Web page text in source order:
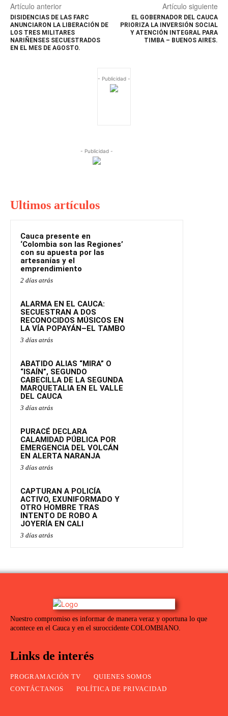
Artículo anterior
DISIDENCIAS DE LAS FARC
ANUNCIARON LA LIBERACIÓN DE
LOS TRES MILITARES
NARIÑENSES SECUESTRADOS
EN EL MES DE AGOSTO.
Artículo siguiente
EL GOBERNADOR DEL CAUCA
PRIORIZA LA INVERSIÓN SOCIAL
Y ATENCIÓN INTEGRAL PARA
TIMBA – BUENOS AIRES.
- Publicidad -
- Publicidad -
Ultimos artículos
Cauca presente en
‘Colombia son las Regiones’
con su apuesta por las
artesanías y el
emprendimiento
2 días atrás
ALARMA EN EL CAUCA:
SECUESTRAN A DOS
RECONOCIDOS MÚSICOS EN
LA VÍA POPAYÁN–EL TAMBO
3 días atrás
ABATIDO ALIAS “MIRA” O
“ISAÍN”, SEGUNDO
CABECILLA DE LA SEGUNDA
MARQUETALIA EN EL VALLE
DEL CAUCA
3 días atrás
PURACÉ DECLARA
CALAMIDAD PÚBLICA POR
EMERGENCIA DEL VOLCÁN
EN ALERTA NARANJA
3 días atrás
CAPTURAN A POLICÍA
ACTIVO, EXUNIFORMADO Y
OTRO HOMBRE TRAS
INTENTO DE ROBO A
JOYERÍA EN CALI
3 días atrás
Nuestro compromiso es informar de manera veraz y oportuna lo que
acontece en el Cauca y en el suroccidente COLOMBIANO.
Links de interés
PROGRAMACIÓN TV
QUIENES SOMOS
CONTÁCTANOS
POLÍTICA DE PRIVACIDAD